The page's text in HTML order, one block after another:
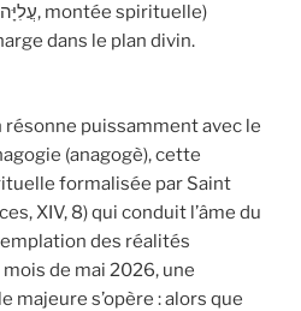
dans le plan divin.
résonne puissamment avec le
(anagogè), cette
formalisée par Saint
XIV, 8) qui conduit l’âme du
des réalités
de mai 2026, une
s’opère : alors que